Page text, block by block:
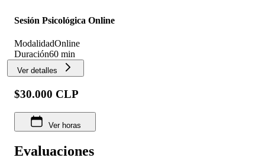
Sesión Psicológica Online
ModalidadOnline
Duración60 min
Ver detalles
$30.000 CLP
Ver horas
Evaluaciones